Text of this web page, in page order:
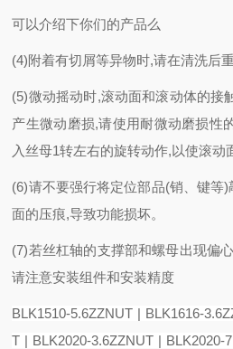
可以介绍下你们的产品么
(4)附着有切屑等异物时,请在清洗后
(5)微动摇动时,滚动面和滚动体的接
产生微动磨损,请使用耐微动磨损性
入丝母1转左右的旋转动作,以使滚动
(6)请不要强行将定位部品(销、键等
面的压痕,导致功能损坏。
(7)若丝杠轴的支撑部和螺母出现偏
请注意安装组件和安装精度
BLK1510-5.6ZZNUT | BLK1616-
T | BLK2020-3.6ZZNUT | BLK2020-